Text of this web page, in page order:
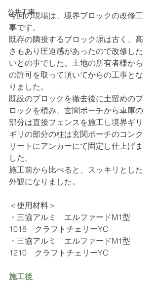
公共工事
今回の現場は、境界ブロックの改修工
事です。
既存の隣接するブロック塀は古く、高
さもあり圧迫感があったので改修した
いとの事でした。土地の所有者様から
の許可を取って頂いてからの工事とな
りました。
既設のブロックを徹去後に土留めのブ
ロックを積み、玄関ポーチから車庫の
部分は直接フェンスを施工し境界ギリ
ギリの部分の柱は玄関ポーチのコンク
リートにアンカーにて固定し仕上げま
した。
施工前から比べると、スッキリとした
外観になりました。
＜使用材料＞
・ 三協アルミ　エルファードM1型
1018　クラフトチェリーYC
・ 三協アルミ　エルファードM1型
1210　クラフトチェリーYC
施工後